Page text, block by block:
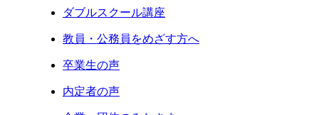
ダブルスクール講座
教員・公務員をめざす方へ
卒業生の声
内定者の声